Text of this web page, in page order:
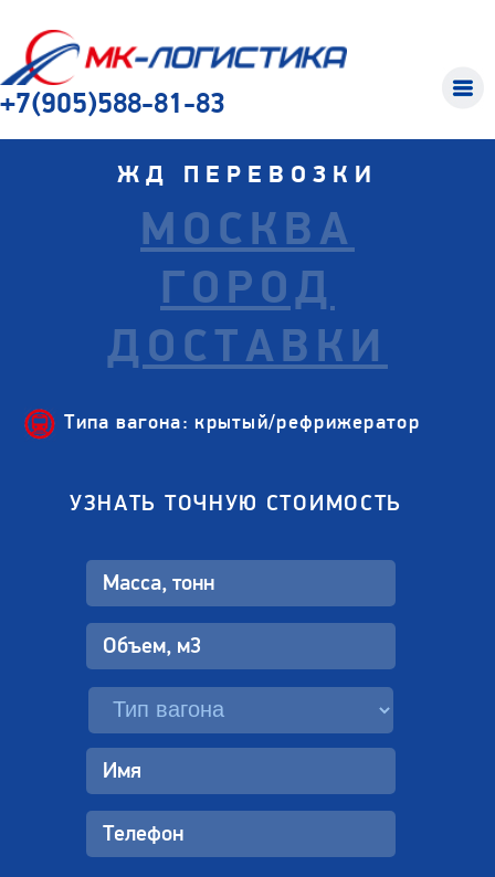
+7(905)588-81-83
ЖД ПЕРЕВОЗКИ
МОСКВА
ГОРОД
ДОСТАВКИ
Типа вагона: крытый/рефрижератор
УЗНАТЬ ТОЧНУЮ СТОИМОСТЬ